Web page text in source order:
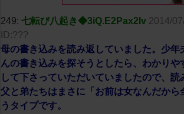
249: 七転び八起き◆3iQ.E2Pax2Iv 2014/
ID:???
母の書き込みを読み返していました。少年
んの書き込みを探そうとしたら、わかりや
して下さっていただいていましたので、読
父と弟たちはまさに「お前は女なんだから
うタイプです。